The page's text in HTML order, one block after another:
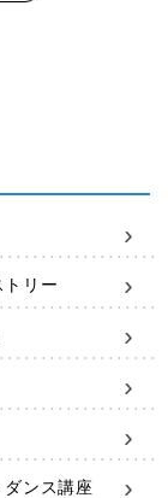
トリー
ンス講座